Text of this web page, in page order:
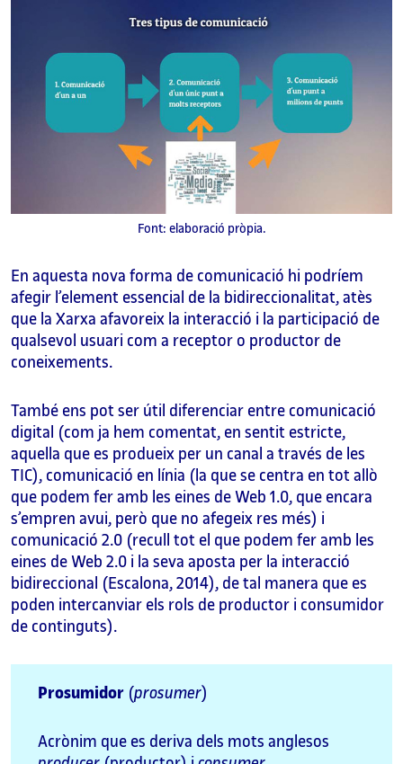
Font: elaboració pròpia.
En aquesta nova forma de comunicació hi podríem
afegir l’element essencial de la bidireccionalitat, atès
que la Xarxa afavoreix la interacció i la participació de
qualsevol usuari com a receptor o productor de
coneixements.
També ens pot ser útil diferenciar entre comunicació
digital (com ja hem comentat, en sentit estricte,
aquella que es produeix per un canal a través de les
TIC), comunicació en línia (la que se centra en tot allò
que podem fer amb les eines de Web 1.0, que encara
s’empren avui, però que no afegeix res més) i
comunicació 2.0 (recull tot el que podem fer amb les
eines de Web 2.0 i la seva aposta per la interacció
bidireccional (Escalona, 2014), de tal manera que es
poden intercanviar els rols de productor i consumidor
de continguts).
Prosumidor (prosumer)
Acrònim que es deriva dels mots anglesos